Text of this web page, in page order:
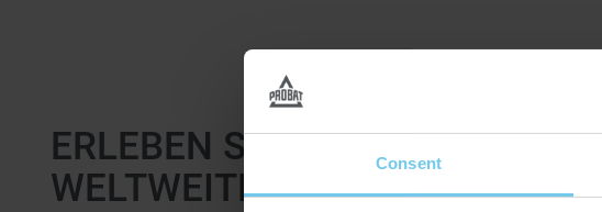
Consent
ERLEBEN SIE FOOD-
WELTWEITEN TECHNOLOGY